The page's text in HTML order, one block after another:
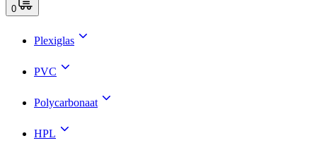
0
Plexiglas
PVC
Polycarbonaat
HPL